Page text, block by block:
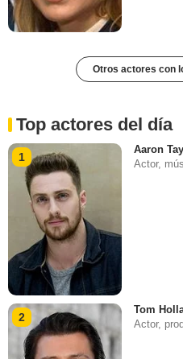
Otros actores con
Top actores del día
1
Aaron
Actor,
2
Tom
Actor,